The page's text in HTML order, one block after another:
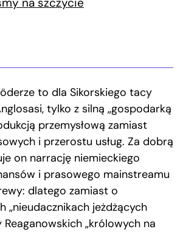
to dla Sikorskiego tacy
tylko z silną „gospodarką
przemysłową zamiast
i przerostu usług. Za dobrą
on narrację niemieckiego
i prasowego mainstreamu
dlatego zamiast o
„nieudacznikach jeżdżących
„królowych na